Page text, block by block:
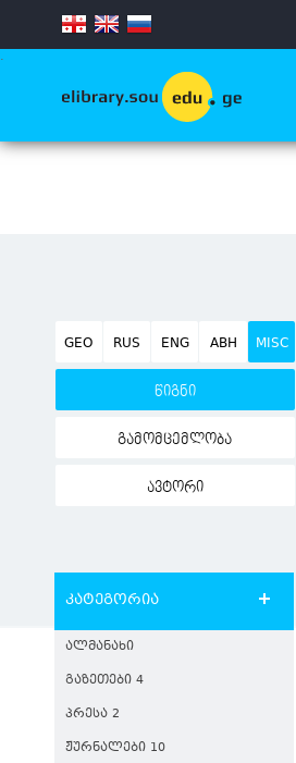
.
GEO RUS ENG ABH MISC
წიგნი
გამომცემლობა
ავტორი
კატეგორია
ᲐᲚᲛᲐᲜᲐᲮᲘ
ᲒᲐᲖᲔᲗᲔᲑᲘ 4
ᲞᲠᲔᲡᲐ 2
ᲟᲣᲠᲜᲐᲚᲔᲑᲘ 10